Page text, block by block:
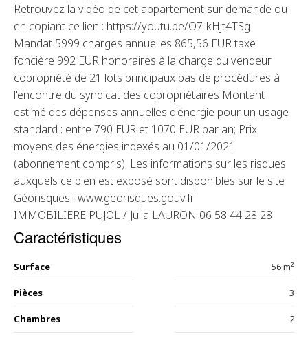
Retrouvez la vidéo de cet appartement sur demande ou
en copiant ce lien : https://youtu.be/O7-kHjt4TSg
Mandat 5999 charges annuelles 865,56 EUR taxe
foncière 992 EUR honoraires à la charge du vendeur
copropriété de 21 lots principaux pas de procédures à
l'encontre du syndicat des copropriétaires Montant
estimé des dépenses annuelles d'énergie pour un usage
standard : entre 790 EUR et 1070 EUR par an; Prix
moyens des énergies indexés au 01/01/2021
(abonnement compris). Les informations sur les risques
auxquels ce bien est exposé sont disponibles sur le site
Géorisques : www.georisques.gouv.fr
IMMOBILIERE PUJOL / Julia LAURON 06 58 44 28 28
Caractéristiques
Surface 56 m²
Pièces 3
Chambres 2